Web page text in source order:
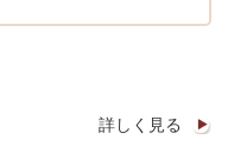
詳しく見る